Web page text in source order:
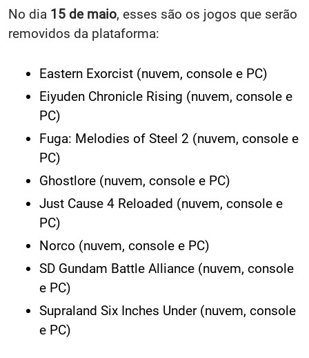
No dia 15 de maio, esses são os jogos que serão
removidos da plataforma:
Eastern Exorcist (nuvem, console e PC)
Eiyuden Chronicle Rising (nuvem, console e
PC)
Fuga: Melodies of Steel 2 (nuvem, console e
PC)
Ghostlore (nuvem, console e PC)
Just Cause 4 Reloaded (nuvem, console e
PC)
Norco (nuvem, console e PC)
SD Gundam Battle Alliance (nuvem, console
e PC)
Supraland Six Inches Under (nuvem, console
e PC)